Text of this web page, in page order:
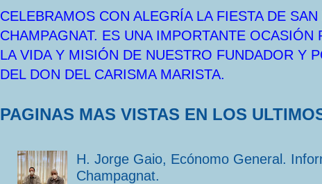
CELEBRAMOS CON ALEGRÍA LA FIESTA DE
CHAMPAGNAT. ES UNA IMPORTANTE OCASIÓN
LA VIDA Y MISIÓN DE NUESTRO FUNDADOR Y
DEL DON DEL CARISMA MARISTA.
PAGINAS MAS VISTAS EN LOS
H. Jorge Gaio, Ecónomo General.
Champagnat.